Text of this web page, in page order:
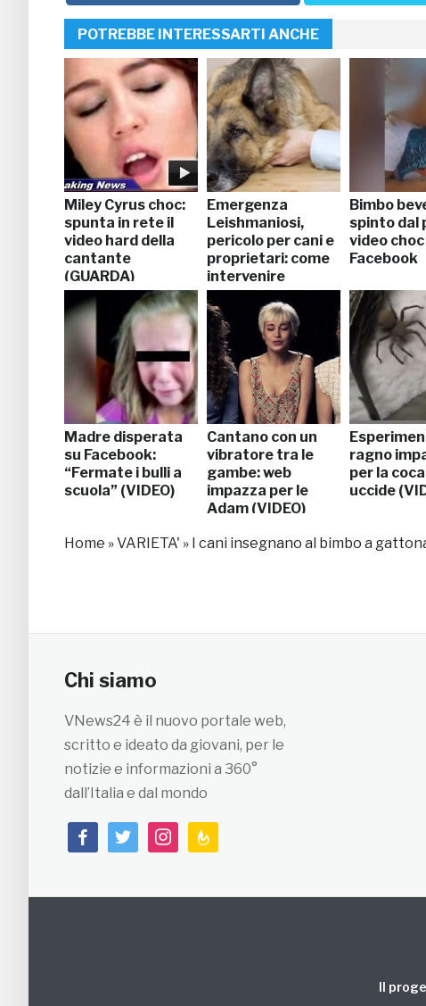
POTREBBE INTERESSARTI ANCHE
Miley Cyrus choc:
spunta in rete il
video hard della
cantante
(GUARDA)
Emergenza
Leishmaniosi,
pericolo per cani e
proprietari: come
intervenire
Bimbo
spinto dal
video choc
Facebook
Madre disperata
su Facebook:
“Fermate i bulli a
scuola” (VIDEO)
Cantano con un
vibratore tra le
gambe: web
impazza per le
Adam (VIDEO)
ragno
per la
uccide
Home »VARIETA' » I cani insegnano al bimbo a
Chi siamo
VNews24 è il nuovo portale web,
scritto e ideato da giovani, per le
notizie e informazioni a 360°
dall’Italia e dal mondo
facebooktwitterinstagramfeedburner
Il